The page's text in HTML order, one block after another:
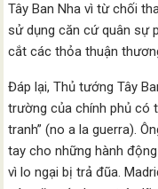
Tây Ban Nha vì từ chối
sử dụng căn cứ quân sự
cắt các thỏa thuận
Đáp lại, Thủ tướng Tây
trường của chính phủ có
tranh” (no a la guerra).
tay cho những hành
vì lo ngại bị trả đũa.